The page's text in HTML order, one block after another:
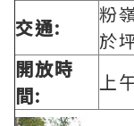
交通:
粉
於
開放時
間:
上